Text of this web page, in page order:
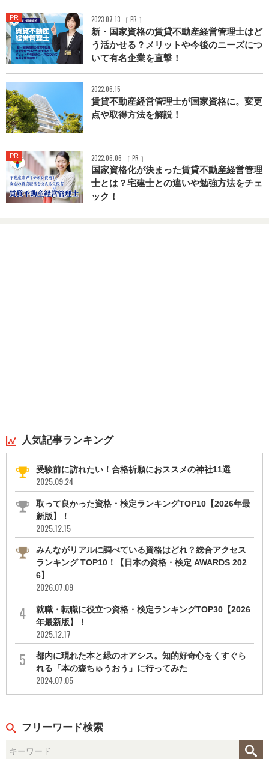
PR 2023.07.13 ［ PR ］
新・国家資格の賃貸不動産経営管理士はど
う活かせる？メリットや今後のニーズにつ
いて有名企業を直撃！
2022.06.15
賃貸不動産経営管理士が国家資格に。変更
点や取得方法を解説！
PR 2022.06.06 ［ PR ］
国家資格化が決まった賃貸不動産経営管理
士とは？宅建士との違いや勉強方法をチェ
ック！
人気記事ランキング
受験前に訪れたい！合格祈願におススメの神社11選
2025.09.24
取って良かった資格・検定ランキングTOP10【2026年最
新版】！
2025.12.15
みんながリアルに調べている資格はどれ？総合アクセス
ランキング TOP10！【日本の資格・検定 AWARDS 202
6】
2026.07.09
就職・転職に役立つ資格・検定ランキングTOP30【2026
年最新版】！
2025.12.17
都内に現れた本と緑のオアシス。知的好奇心をくすぐら
れる「本の森ちゅうおう」に行ってみた
2024.07.05
フリーワード検索